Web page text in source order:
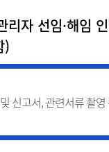
리자 선임·해임
)
신고서, 관련서류 촬